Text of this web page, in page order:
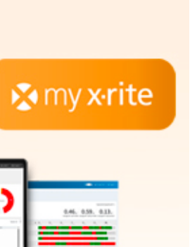
Materiali per l’edilizia
Beni Durevoli